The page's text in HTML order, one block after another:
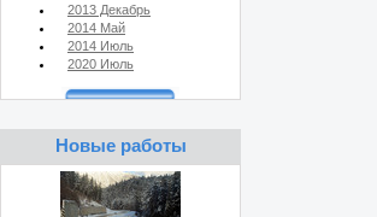
2013 Декабрь
2014 Май
2014 Июль
2020 Июль
Новые работы